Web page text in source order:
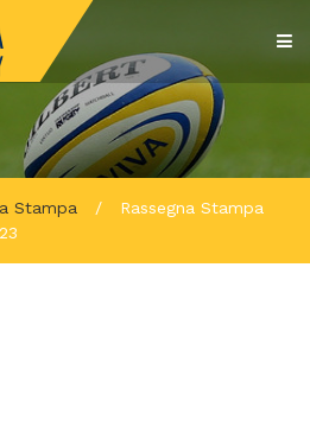
Stampa /
Rassegna Stampa